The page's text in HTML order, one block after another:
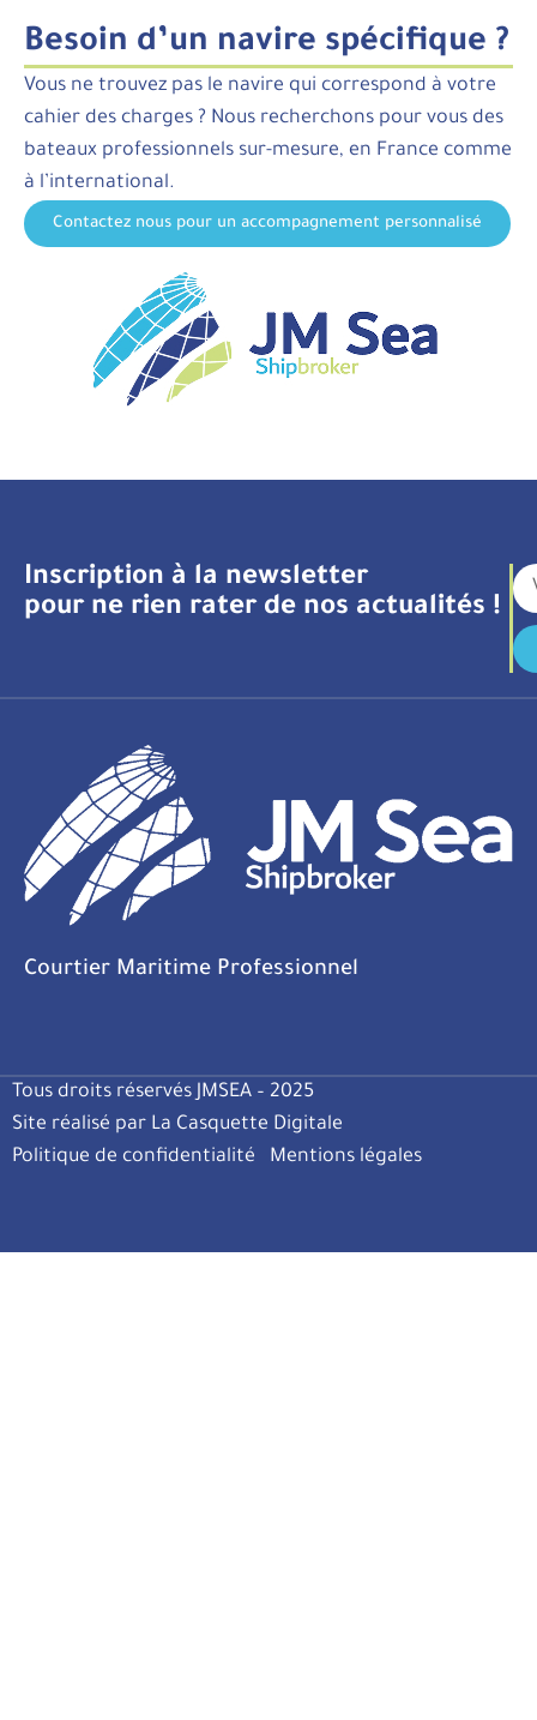
Besoin d’un navire spécifique ?
Vous ne trouvez pas le navire qui correspond à votre
cahier des charges ? Nous recherchons pour vous des
bateaux professionnels sur-mesure, en France comme
à l’international.
Contactez nous pour un accompagnement personnalisé
Inscription à la newsletter
pour ne rien rater de nos actualités !
Courtier Maritime Professionnel
Tous droits réservés JMSEA – 2025
Site réalisé par La Casquette Digitale
Politique de confidentialité
Mentions légales